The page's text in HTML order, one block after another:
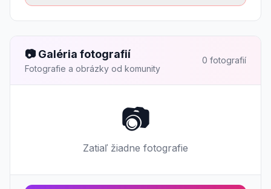
📷 Galéria fotografií
Fotografie a obrázky od komunity
0 fotografií
📷
Zatiaľ žiadne fotografie